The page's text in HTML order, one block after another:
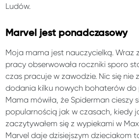
Ludów.
Marvel jest ponadczasowy
Moja mama jest nauczycielką. Wraz
pracy obserwowała roczniki sporo
czas pracuje w zawodzie. Nic się nie
dodania kilku nowych bohaterów do
Mama mówiła, że Spiderman cieszy
popularnością jak w czasach, kiedy
zaczytywałem się z wypiekami w
Marvel daje dzisiejszym dzieciakom